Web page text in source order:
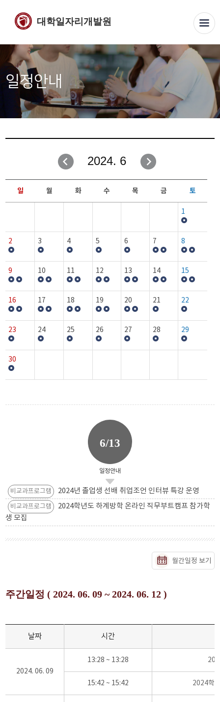
대학일자리개발원
일정안내
2024. 6
일 월 화 수 목 금 토
1
2 3 4 5 6 7 8
9 10 11 12 13 14 15
16 17 18 19 20 21 22
23 24 25 26 27 28 29
30
6/13
일정안내
비교과프로그램 2024년 졸업생 선배 취업조언 인터뷰 특강 운영
비교과프로그램
2024학년도 하계방학 온라인 직무부트캠프 참가학
생 모집
월간일정 보기
주간일정 ( 2024. 06. 09 ~ 2024. 06. 12 )
날짜 시간
2024. 06. 09
13:28 ~ 13:28
15:42 ~ 15:42 2024학